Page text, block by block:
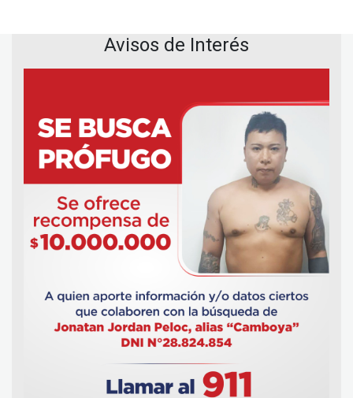
Avisos de Interés